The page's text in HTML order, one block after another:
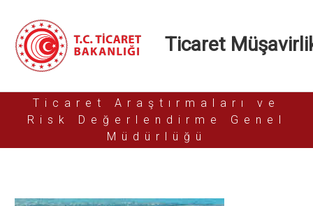
Ticaret
Ticaret Araştırmaları ve
Risk Değerlendirme Genel
Müdürlüğü